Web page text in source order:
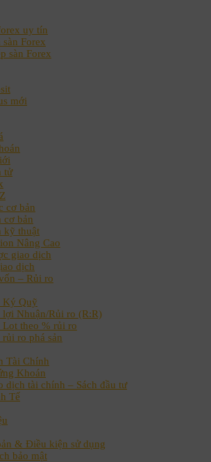
uy tín
Forex
sàn Forex
mới
tử
cơ bản
cơ bản
kỹ thuật
Nâng Cao
giao dịch
dịch
– Rủi ro
Ký Quỹ
lợi Nhuận/Rủi ro (R:R)
Lot theo % rủi ro
ro phá sản
Tài Chính
Khoán
dịch tài chính – Sách đầu tư
Tế
& Điều kiện sử dụng
bảo mật